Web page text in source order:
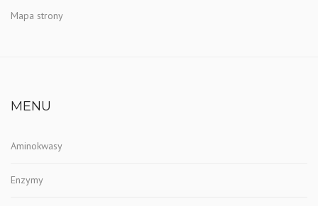
Mapa strony
MENU
Aminokwasy
Enzymy